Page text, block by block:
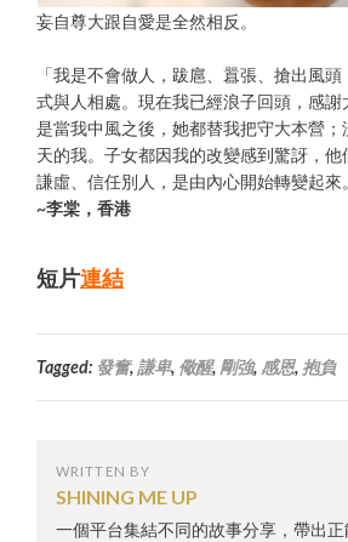
妄自尊大跟自愛是全然相反。
「我是不會做人，跋扈、囂張、搶出風
式與人相處。現在我已經浪子回頭，感
是當我中風之後，她都替我把守大本營；
天的我。子女都因我的改變感到驚訝，
謙虛、信任別人，是由內心開始轉變起來
~李棠，香港
短片連結
Tagged: 發奮,謙卑, 儆醒, 剛強, 感恩, 抱負
WRITTEN BY
SHINING ME UP
一個平台集結不同的故事分享，帶出